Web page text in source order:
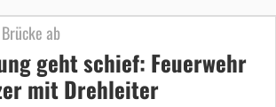
ab
geht schief: Feuerwehr
mit Drehleiter